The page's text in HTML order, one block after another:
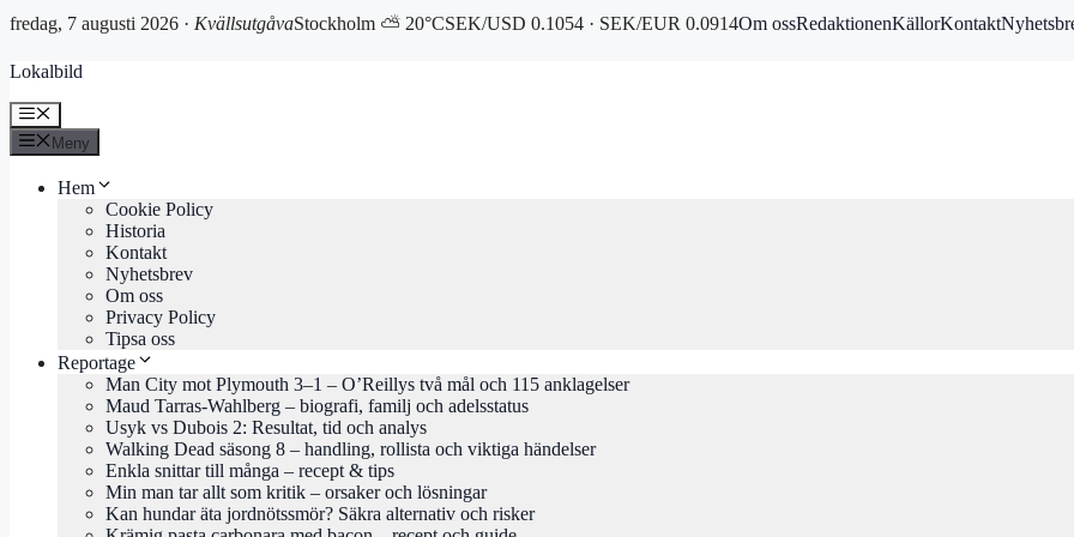
fredag, 7 augusti 2026 · KvällsutgåvaStockholm ⛅ 20°CSEK/USD 0.1054 · SEK/EUR 0.0914Om ossRedaktionenKällorKontakt
till
Lokalbild
Meny
Meny
Hem
Cookie Policy
Historia
Kontakt
Nyhetsbrev
Om oss
Privacy Policy
Tipsa oss
Reportage
Man City mot Plymouth 3–1 – O’Reillys två mål och 115 anklagelser
Maud Tarras-Wahlberg – biografi, familj och adelsstatus
Usyk vs Dubois 2: Resultat, tid och analys
Walking Dead säsong 8 – handling, rollista och viktiga händelser
Enkla snittar till många – recept & tips
Min man tar allt som kritik – orsaker och lösningar
Kan hundar äta jordnötssmör? Säkra alternativ och risker